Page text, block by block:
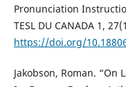
Pronunciation
TESL DU CANADA 1,
https://doi.org/
Jakobson, Roman. “On